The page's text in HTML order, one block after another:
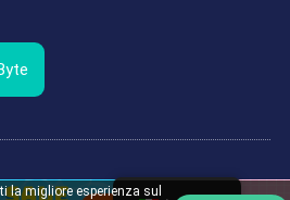
Tutti i diritti riservati.
la migliore esperienza sul